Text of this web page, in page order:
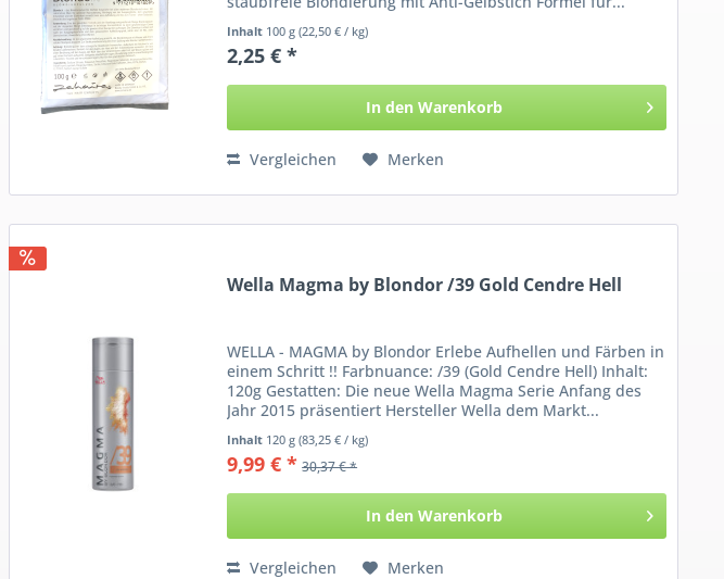
Inhalt 100 g(22,50 € / kg)
2,25 € *
In den Warenkorb
Vergleichen Merken
Wella Magma by Blondor /39 Gold Cendre Hell
WELLA - MAGMA by Blondor Erlebe Aufhellen und Färben in
einem Schritt !! Farbnuance: /39 (Gold Cendre Hell) Inhalt:
120g Gestatten: Die neue Wella Magma Serie Anfang des
Jahr 2015 präsentiert Hersteller Wella dem Markt...
Inhalt 120 g(83,25 € / kg)
9,99 € * 30,37 € *
In den Warenkorb
Vergleichen Merken